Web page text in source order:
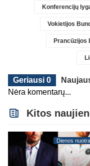
Konferencijų
Vokietijos
Prancūzijos
Geriausi 0
Nėra komentarų...
Kitos
Dienos